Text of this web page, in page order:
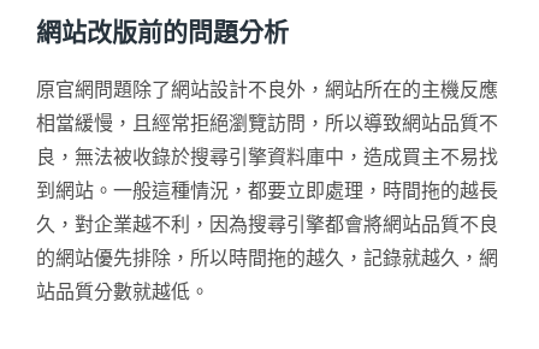
網站改版前的問題分析
原官網問題除了網站設計不良外，網站所在的主機反應
相當緩慢，且經常拒絕瀏覽訪問，所以導致網站品質不
良，無法被收錄於搜尋引擎資料庫中，造成買主不易找
到網站。一般這種情況，都要立即處理，時間拖的越長
久，對企業越不利，因為搜尋引擎都會將網站品質不良
的網站優先排除，所以時間拖的越久，記錄就越久，網
站品質分數就越低。